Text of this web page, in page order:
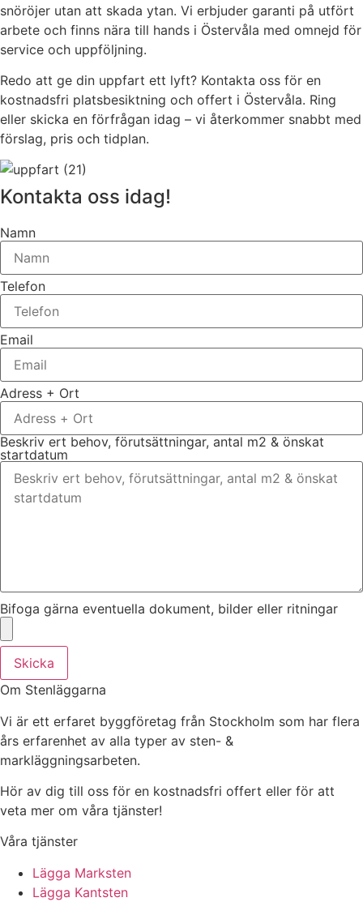
snöröjer utan att skada ytan. Vi erbjuder garanti på utfört
arbete och finns nära till hands i Östervåla med omnejd för
service och uppföljning.
Redo att ge din uppfart ett lyft? Kontakta oss för en
kostnadsfri platsbesiktning och offert i Östervåla. Ring
eller skicka en förfrågan idag – vi återkommer snabbt med
förslag, pris och tidplan.
Kontakta oss idag!
Namn
Telefon
Email
Adress + Ort
Beskriv ert behov, förutsättningar, antal m2 & önskat
startdatum
Bifoga gärna eventuella dokument, bilder eller ritningar
Skicka
Om Stenläggarna
Vi är ett erfaret byggföretag från Stockholm som har flera
års erfarenhet av alla typer av sten- &
markläggningsarbeten.
Hör av dig till oss för en kostnadsfri offert eller för att
veta mer om våra tjänster!
Våra tjänster
Lägga Marksten
Lägga Kantsten